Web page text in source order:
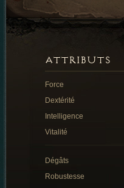
ATTRIBUTS
Force
Dextérité
Intelligence
Vitalité
Dégâts
Robustesse